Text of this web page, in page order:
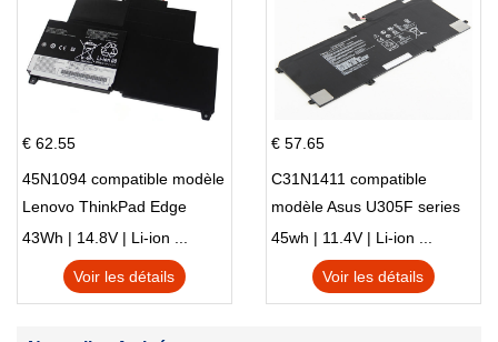
€ 62.55
45N1094 compatible modèle
Lenovo ThinkPad Edge
S230u Twist
43Wh | 14.8V | Li-ion ...
Voir les détails
€ 57.65
C31N1411 compatible
modèle Asus U305F series
45wh | 11.4V | Li-ion ...
Voir les détails